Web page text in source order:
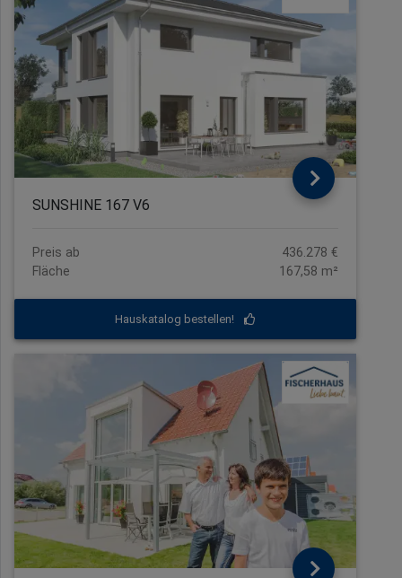
SUNSHINE 167 V6
Preis ab
436.278 €
Fläche
167,58 m²
Hauskatalog bestellen!